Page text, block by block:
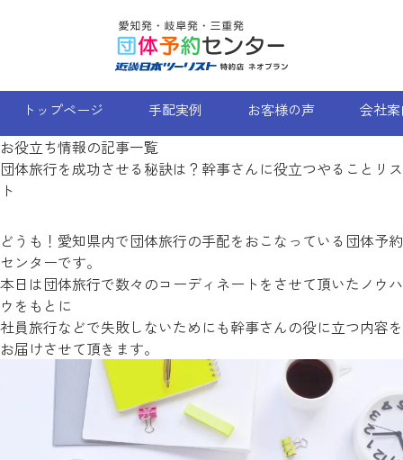
トップページ 手配実例 お客様の声 会社
お役立ち情報の記事一覧
団体旅行を成功させる秘訣は？幹事さんに役立つやることリス
ト
どうも！愛知県内で団体旅行の手配をおこなっている団体予約
センターです。
本日は団体旅行で数々のコーディネートをさせて頂いたノウハ
ウをもとに
社員旅行などで失敗しないためにも幹事さんの役に立つ内容を
お届けさせて頂きます。